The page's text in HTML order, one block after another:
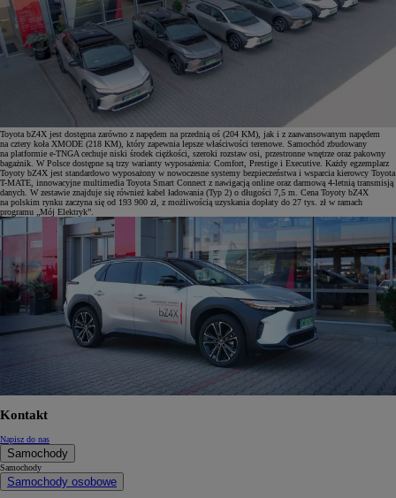
Toyota bZ4X jest dostępna zarówno z napędem na przednią oś (204 KM), jak i z zaawansowanym napędem
na cztery koła XMODE (218 KM), który zapewnia lepsze właściwości terenowe. Samochód zbudowany
na platformie e-TNGA cechuje niski środek ciężkości, szeroki rozstaw osi, przestronne wnętrze oraz pakowny
bagażnik. W Polsce dostępne są trzy warianty wyposażenia: Comfort, Prestige i Executive. Każdy egzemplarz
Toyoty bZ4X jest standardowo wyposażony w nowoczesne systemy bezpieczeństwa i wsparcia kierowcy Toyota
T-MATE, innowacyjne multimedia Toyota Smart Connect z nawigacją online oraz darmową 4-letnią transmisją
danych. W zestawie znajduje się również kabel ładowania (Typ 2) o długości 7,5 m. Cena Toyoty bZ4X
na polskim rynku zaczyna się od 193 900 zł, z możliwością uzyskania dopłaty do 27 tys. zł w ramach
programu „Mój Elektryk”.
Kontakt
Napisz do nas
Samochody
Samochody
Samochody osobowe